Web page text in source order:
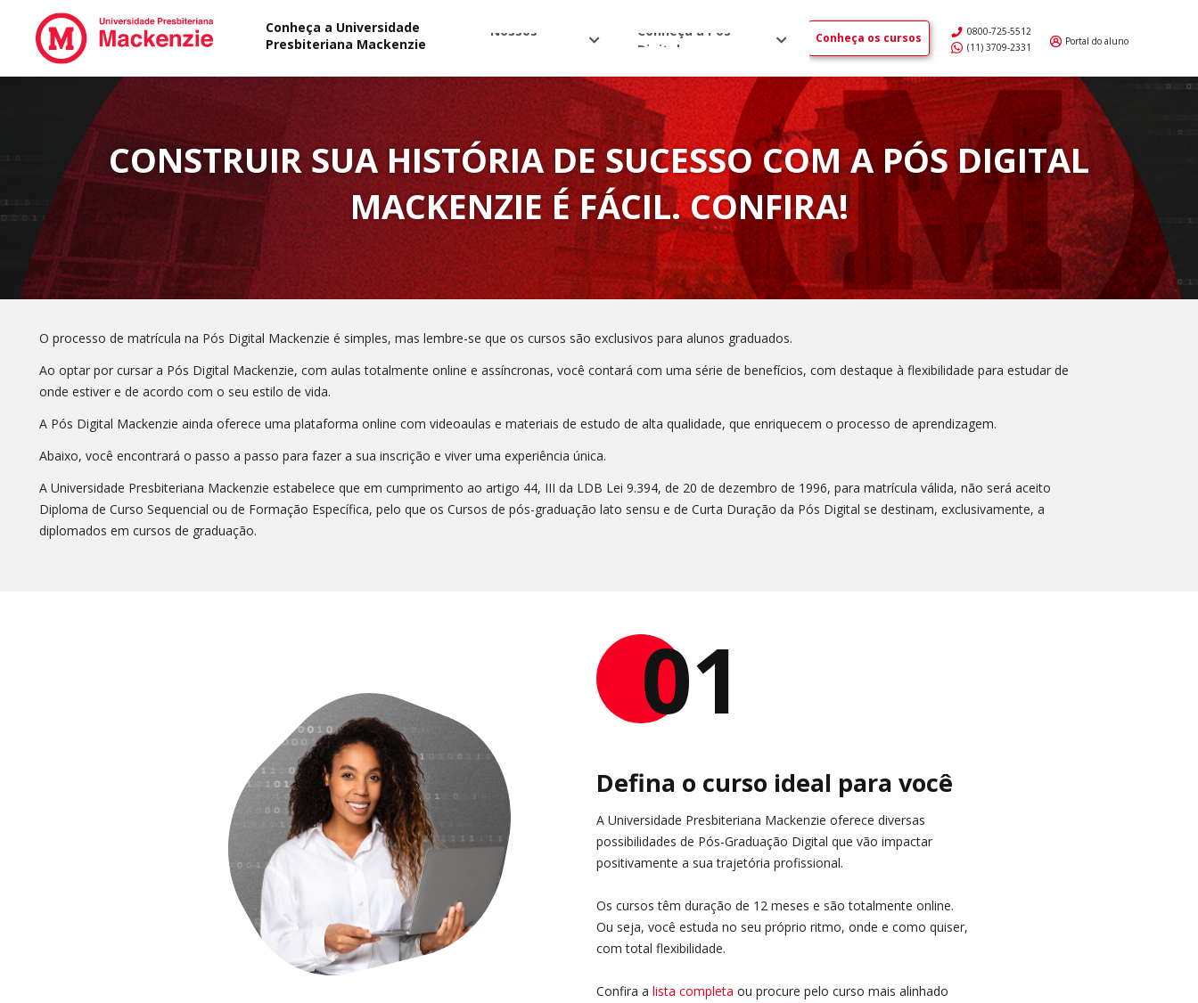
Conheça a Universidade
Presbiteriana Mackenzie
Nossos
Conheça a Pós
Digital
Portal do aluno
0800-725-5512
(11) 3709-2331
Conheça os cursos
CONSTRUIR SUA HISTÓRIA DE SUCESSO COM A PÓS DIGITAL
MACKENZIE É FÁCIL. CONFIRA!
O processo de matrícula na Pós Digital Mackenzie é simples, mas lembre-se que os cursos são exclusivos para alunos graduados.
Ao optar por cursar a Pós Digital Mackenzie, com aulas totalmente online e assíncronas, você contará com uma série de benefícios, com destaque à flexibilidade para estudar de
onde estiver e de acordo com o seu estilo de vida.
A Pós Digital Mackenzie ainda oferece uma plataforma online com videoaulas e materiais de estudo de alta qualidade, que enriquecem o processo de aprendizagem.
Abaixo, você encontrará o passo a passo para fazer a sua inscrição e viver uma experiência única.
A Universidade Presbiteriana Mackenzie estabelece que em cumprimento ao artigo 44, III da LDB Lei 9.394, de 20 de dezembro de 1996, para matrícula válida, não será aceito
Diploma de Curso Sequencial ou de Formação Específica, pelo que os Cursos de pós-graduação lato sensu e de Curta Duração da Pós Digital se destinam, exclusivamente, a
diplomados em cursos de graduação.
01
Defina o curso ideal para você
A Universidade Presbiteriana Mackenzie oferece diversas
possibilidades de Pós-Graduação Digital que vão impactar
positivamente a sua trajetória profissional.
Os cursos têm duração de 12 meses e são totalmente online.
Ou seja, você estuda no seu próprio ritmo, onde e como quiser,
com total flexibilidade.
Confira a lista completa ou procure pelo curso mais alinhado